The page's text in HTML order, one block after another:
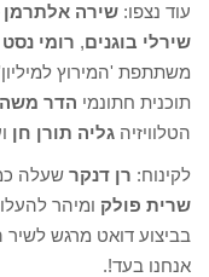
עוד נצפו: שירה אלתרמן
שירלי בוגנים, רומי נסט
משתתפת 'המירוץ
תוכנית חתונמי הדר משה
הטלוויזיה גליה תורן חן
לקינוח: רן דנקר שעלה
שרית פולק ומיהר
בביצוע דואט מרגש
אנחנו בעד!.